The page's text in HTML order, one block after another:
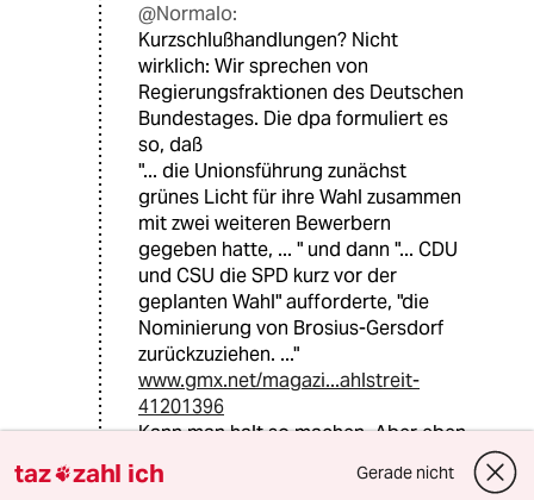
@Normalo:
Kurzschlußhandlungen? Nicht
wirklich: Wir sprechen von
Regierungsfraktionen des Deutschen
Bundestages. Die dpa formuliert es
so, daß
"... die Unionsführung zunächst
grünes Licht für ihre Wahl zusammen
mit zwei weiteren Bewerbern
gegeben hatte, ... " und dann "... CDU
und CSU die SPD kurz vor der
geplanten Wahl" aufforderte, "die
Nominierung von Brosius-Gersdorf
zurückzuziehen. ..."
www.gmx.net/magazi...ahlstreit-
41201396
Kann man halt so machen. Aber eben
nur mit Kandidaten, die ohnehin vor
der Rente stehen und denen der
taz zahl ich Gerade nicht